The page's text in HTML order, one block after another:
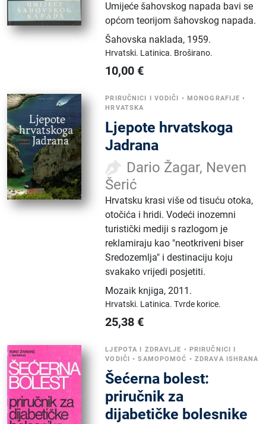
Umijeće šahovskog napada bavi se
općom teorijom šahovskog napada.
Šahovska naklada, 1959.
Hrvatski. Latinica. Broširano.
10,00 €
PRIRUČNICI I VODIČI • MONOGRAFIJE •
HRVATSKA
Ljepote hrvatskoga
Jadrana
Dario Žagar, Neven
Šerić
Hrvatsku krasi više od tisuću otoka,
otočića i hridi. Vodeći inozemni
turistički mediji s razlogom je
reklamiraju kao "neotkriveni biser
Sredozemlja" i destinaciju koju
svakako vrijedi posjetiti.
Mozaik knjiga,2011.
Hrvatski. Latinica.Tvrde korice.
25,38 €
LJEPOTA I ZDRAVLJE • PRIRUČNICI I
VODIČI
•SAMOPOMOĆ • ZDRAVA ISHRANA
Šećerna bolest:
priručnik za
dijabetičke bolesnike